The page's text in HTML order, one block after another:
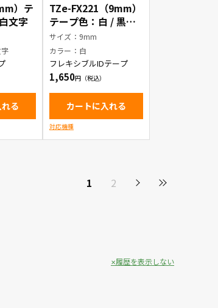
）テ
文字
る
TZe-FX221（9mm）
テープ色：白 / 黒文
字
サイズ：9mm
カラー：白
フレキシブルIDテープ
1,650
カートに入れる
対応機種
1 2
履歴を表示しない